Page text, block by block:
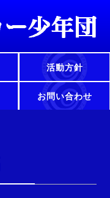
活動方針
お問い合わせ